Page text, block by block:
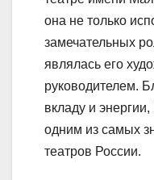
она не только
замечательных
являлась его
руководителем.
вкладу и
одним из самых
театров России.